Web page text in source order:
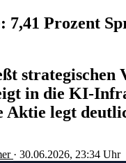
7,41 Prozent
strategischen
in die KI-
Aktie legt
· 30.06.2026, 23:34 Uhr